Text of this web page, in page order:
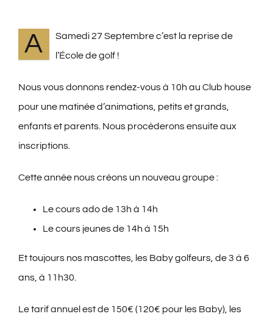
A
Samedi 27 Septembre c’est la reprise de
l’École de golf !
Nous vous donnons rendez-vous à 10h au Club house
pour une matinée d’animations, petits et grands,
enfants et parents. Nous procèderons ensuite aux
inscriptions.
Cette année nous créons un nouveau groupe :
Le cours ado de 13h à 14h
Le cours jeunes de 14h à 15h
Et toujours nos mascottes, les Baby golfeurs, de 3 à 6
ans, à 11h30.
Le tarif annuel est de 150€ (120€ pour les Baby), les